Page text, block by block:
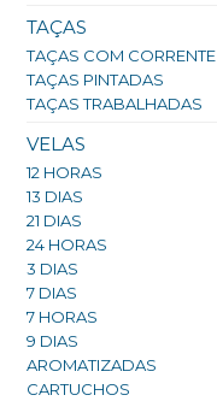
TAÇAS
TAÇAS COM CORRENTE
TAÇAS PINTADAS
TAÇAS TRABALHADAS
VELAS
12 HORAS
13 DIAS
21 DIAS
24 HORAS
3 DIAS
7 DIAS
7 HORAS
9 DIAS
AROMATIZADAS
CARTUCHOS